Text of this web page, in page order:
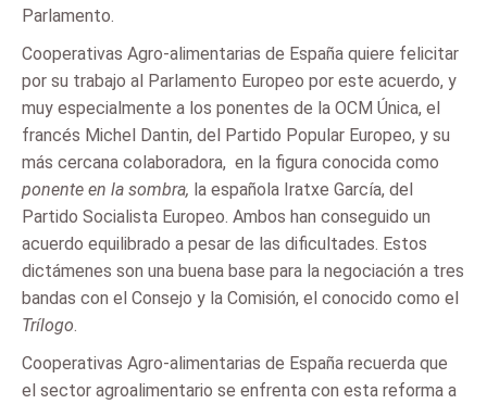
Parlamento.
Cooperativas Agro-alimentarias de España quiere felicitar
por su trabajo al Parlamento Europeo por este acuerdo, y
muy especialmente a los ponentes de la OCM Única, el
francés Michel Dantin, del Partido Popular Europeo, y su
más cercana colaboradora, en la figura conocida como
ponente en la sombra, la española Iratxe García, del
Partido Socialista Europeo. Ambos han conseguido un
acuerdo equilibrado a pesar de las dificultades. Estos
dictámenes son una buena base para la negociación a tres
bandas con el Consejo y la Comisión, el conocido como el
Trílogo.
Cooperativas Agro-alimentarias de España recuerda que
el sector agroalimentario se enfrenta con esta reforma a